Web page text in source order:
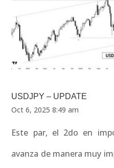
USDJPY – UPDATE
Oct 6, 2025 8:49 am
Este par, el 2do en
avanza de manera muy